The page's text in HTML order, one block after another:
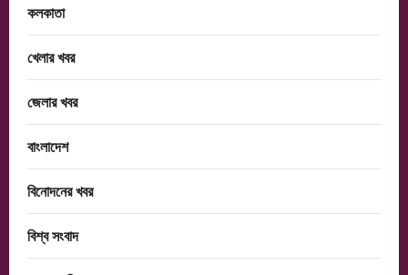
কলকাতা
খেলার খবর
জেলার খবর
বাংলাদেশ
বিনোদনের খবর
বিশ্ব সংবাদ